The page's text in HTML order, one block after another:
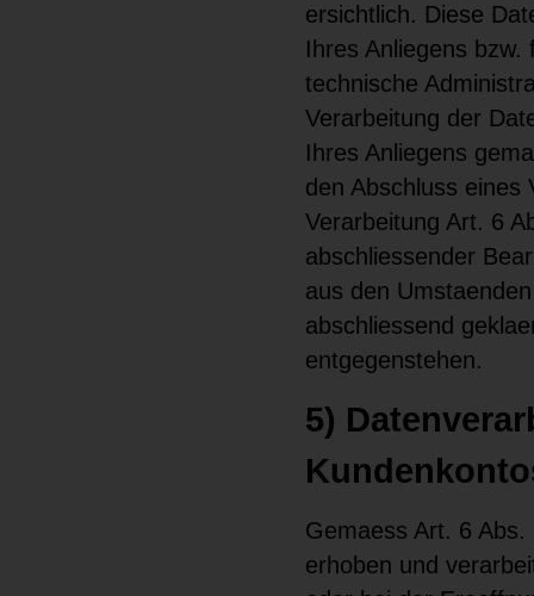
ersichtlich. Diese
Ihres Anliegens
technische
Verarbeitung der
Ihres Anliegens
den Abschluss eines
Verarbeitung Art. 6
abschliessender
aus den
abschliessend
entgegenstehen.
5)
Gemaess Art. 6
erhoben und